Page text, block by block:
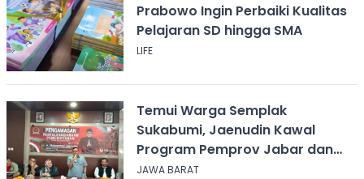
Prabowo Ingin Perbaiki Kualitas
Pelajaran SD hingga SMA
LIFE
Temui Warga Semplak
Sukabumi, Jaenudin Kawal
Program Pemprov Jabar dan
Serap Aspirasi
JAWA BARAT